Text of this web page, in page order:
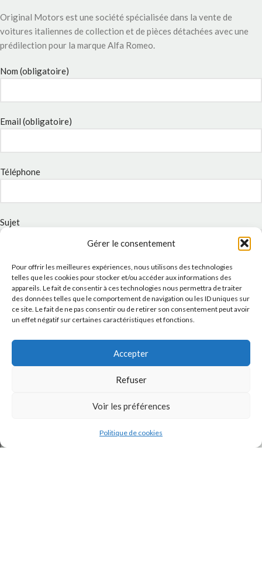
Gérer le consentement
Pour offrir les meilleures expériences, nous utilisons des technologies
telles que les cookies pour stocker et/ou accéder aux informations des
appareils. Le fait de consentir à ces technologies nous permettra de traiter
des données telles que le comportement de navigation ou les ID uniques sur
ce site. Le fait de ne pas consentir ou de retirer son consentement peut avoir
un effet négatif sur certaines caractéristiques et fonctions.
Accepter
Refuser
Voir les préférences
Politique de cookies
Original Motors est une société spécialisée dans la vente de
voitures italiennes de collection et de pièces détachées avec une
prédilection pour la marque Alfa Romeo.
Nom (obligatoire)
Email (obligatoire)
Téléphone
Sujet
Message
Politique de confidentialitéde ce site.